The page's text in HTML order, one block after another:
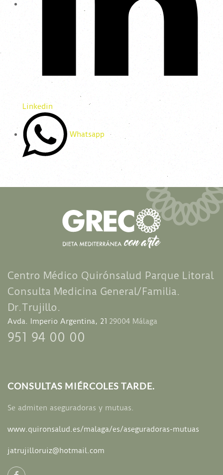
Linkedin
Whatsapp
Centro Médico Quirónsalud Parque Litoral
Consulta Medicina General/Familia.
Dr.Trujillo.
Avda. Imperio Argentina, 21 29004 Málaga
951 94 00 00
CONSULTAS MIÉRCOLES TARDE.
Se admiten aseguradoras y mutuas.
www.quironsalud.es/malaga/es/aseguradoras-mutuas
jatrujilloruiz@hotmail.com